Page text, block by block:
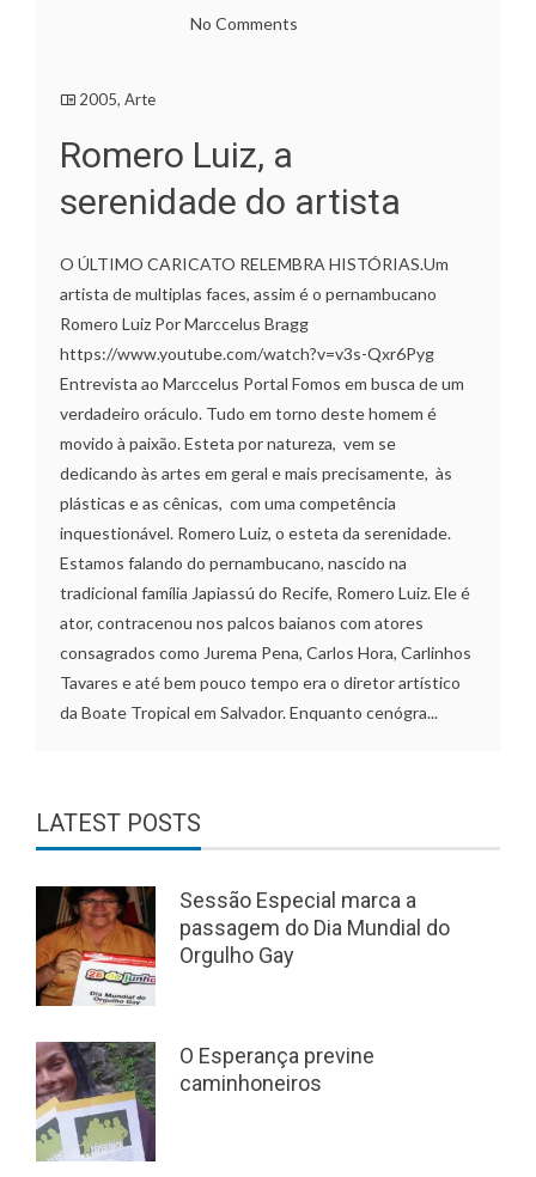
No Comments
2005, Arte
Romero Luiz, a
serenidade do artista
O ÚLTIMO CARICATO RELEMBRA HISTÓRIAS.Um
artista de multiplas faces, assim é o pernambucano
Romero Luiz Por Marccelus Bragg
https://www.youtube.com/watch?v=v3s-Qxr6Pyg
Entrevista ao Marccelus Portal Fomos em busca de um
verdadeiro oráculo. Tudo em torno deste homem é
movido à paixão. Esteta por natureza, vem se
dedicando às artes em geral e mais precisamente, às
plásticas e as cênicas, com uma competência
inquestionável. Romero Luiz, o esteta da serenidade.
Estamos falando do pernambucano, nascido na
tradicional família Japiassú do Recife, Romero Luiz. Ele é
ator, contracenou nos palcos baianos com atores
consagrados como Jurema Pena, Carlos Hora, Carlinhos
Tavares e até bem pouco tempo era o diretor artístico
da Boate Tropical em Salvador. Enquanto cenógra...
LATEST POSTS
Sessão Especial marca a
passagem do Dia Mundial do
Orgulho Gay
O Esperança previne
caminhoneiros